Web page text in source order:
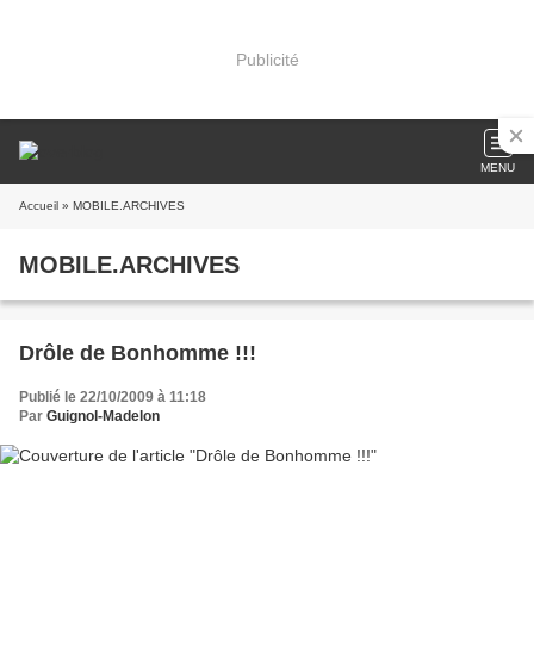
Publicité
MENU
Accueil » MOBILE.ARCHIVES
MOBILE.ARCHIVES
Drôle de Bonhomme !!!
Publié le 22/10/2009 à 11:18
Par Guignol-Madelon